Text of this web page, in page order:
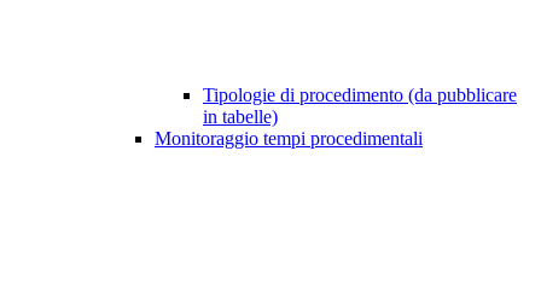
Tipologie di procedimento (da pubblicare
in tabelle)
Monitoraggio tempi procedimentali